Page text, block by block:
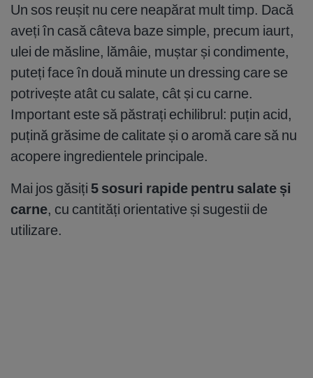
Un sos reușit nu cere neapărat mult timp. Dacă
aveți în casă câteva baze simple, precum iaurt,
ulei de măsline, lămâie, muștar și condimente,
puteți face în două minute un dressing care se
potrivește atât cu salate, cât și cu carne.
Important este să păstrați echilibrul: puțin acid,
puțină grăsime de calitate și o aromă care să nu
acopere ingredientele principale.
Mai jos găsiți 5 sosuri rapide pentru salate și
carne, cu cantități orientative și sugestii de
utilizare.